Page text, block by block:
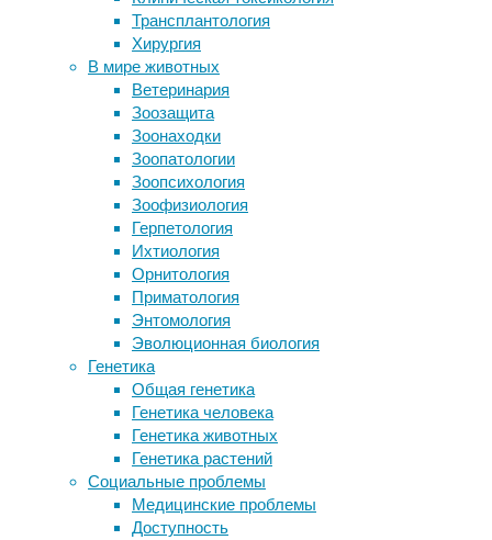
Трансплантология
Хирургия
В мире животных
Ветеринария
Зоозащита
Зоонаходки
Зоопатологии
Зоопсихология
Зоофизиология
Герпетология
Ихтиология
Орнитология
Приматология
Энтомология
Эволюционная биология
Генетика
Общая генетика
Генетика человека
Генетика животных
Генетика растений
Социальные проблемы
Медицинские проблемы
Доступность
медицина,
метаболизм,
нейробиология,
нейроновости
Группа
исследователей
Цзилиньского
университета
Китайского
медицинского
университета
впервые
с
помощью
искусственного
интеллекта
генетического
анализа
доказала,
Можно ли быть толстым и
здоровым?
«Генетическая память» эпителия
повышает риск новых воспалений
Ученые нашли способ
прогнозировать аутизм
Электростимуляция ускорит
обучение снайперов
Следите за новостями